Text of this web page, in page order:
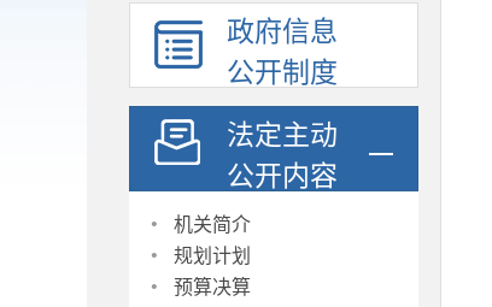
政府信息
公开制度
法定主动
公开内容
· 机关简介
· 规划计划
· 预算决算